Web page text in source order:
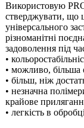
Використовую
стверджувати, що
універсального
різноманітні
задоволення під
•
• можливо, більша
• більш, ніж
• незначна
крайове
• легкість в